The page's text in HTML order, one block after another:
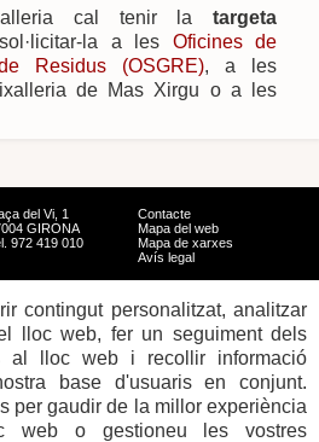
cal tenir la targeta
la a les Oficines de
Residus (OSGRE), a les
de Mas Xirgu o a les
del Vi, 1
GIRONA
972 419 010
Contacte
Mapa del web
Mapa de xarxes
Avís legal
contingut personalitzat, analitzar
lloc web, fer un seguiment dels
al lloc web i recollir informació
base d'usuaris en conjunt.
per gaudir de la millor experiència
web o gestioneu les vostres